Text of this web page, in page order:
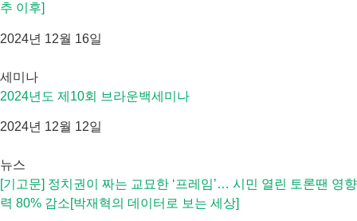
추 이후]
2024년 12월 16일
세미나
2024년도 제10회 브라운백세미나
2024년 12월 12일
뉴스
[기고문] 정치권이 짜는 교묘한 ‘프레임’… 시민 열린 토론땐 영향
력 80% 감소[박재혁의 데이터로 보는 세상]